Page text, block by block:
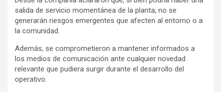
salida de servicio momentánea de la planta, no se
generarán riesgos emergentes que afecten al entorno o a
la comunidad.
Además, se comprometieron a mantener informados a
los medios de comunicación ante cualquier novedad
relevante que pudiera surgir durante el desarrollo del
operativo.